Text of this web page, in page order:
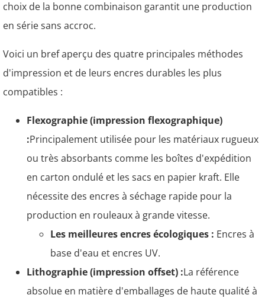
choix de la bonne combinaison garantit une production
en série sans accroc.
Voici un bref aperçu des quatre principales méthodes
d'impression et de leurs encres durables les plus
compatibles :
Flexographie (impression flexographique)
:Principalement utilisée pour les matériaux rugueux
ou très absorbants comme les boîtes d'expédition
en carton ondulé et les sacs en papier kraft. Elle
nécessite des encres à séchage rapide pour la
production en rouleaux à grande vitesse.
Les meilleures encres écologiques : Encres à
base d'eau et encres UV.
Lithographie (impression offset) :La référence
absolue en matière d'emballages de haute qualité à